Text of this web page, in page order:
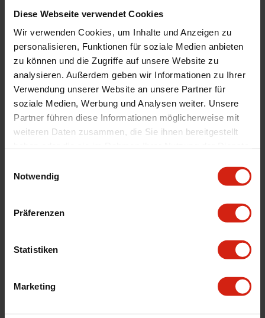
Diese Webseite verwendet Cookies
Wir verwenden Cookies, um Inhalte und Anzeigen zu
personalisieren, Funktionen für soziale Medien anbieten
zu können und die Zugriffe auf unsere Website zu
analysieren. Außerdem geben wir Informationen zu Ihrer
Verwendung unserer Website an unsere Partner für
soziale Medien, Werbung und Analysen weiter. Unsere
Partner führen diese Informationen möglicherweise mit
weiteren Daten zusammen, die Sie ihnen bereitgestellt
Notwendig
Präferenzen
Statistiken
Marketing
Automodell Name
Civic
Material
Edelstahl
Durchmesser
60 mm
Abgasspitze
65 mm
Technische Daten
Rohrinnendurchmesser 60,1mm,
Geeignet Für
Details